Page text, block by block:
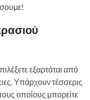
εξαρτάται από
Υπάρχουν τέσσερις
οποίους μπορείτε